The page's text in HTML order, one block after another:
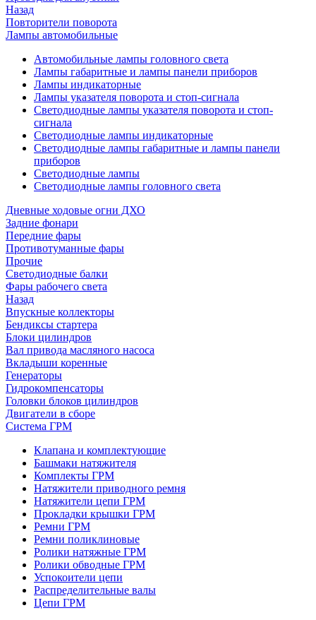
Назад
Повторители поворота
Лампы автомобильные
Автомобильные лампы головного света
Лампы габаритные и лампы панели приборов
Лампы индикаторные
Лампы указателя поворота и стоп-сигнала
Светодиодные лампы указателя поворота и стоп-
сигнала
Светодиодные лампы индикаторные
Светодиодные лампы габаритные и лампы панели
приборов
Светодиодные лампы
Светодиодные лампы головного света
Дневные ходовые огни ДХО
Задние фонари
Передние фары
Противотуманные фары
Прочие
Светодиодные балки
Фары рабочего света
Назад
Впускные коллекторы
Бендиксы стартера
Блоки цилиндров
Вал привода масляного насоса
Вкладыши коренные
Генераторы
Гидрокомпенсаторы
Головки блоков цилиндров
Двигатели в сборе
Система ГРМ
Клапана и комплектующие
Башмаки натяжителя
Комплекты ГРМ
Натяжители приводного ремня
Натяжители цепи ГРМ
Прокладки крышки ГРМ
Ремни ГРМ
Ремни поликлиновые
Ролики натяжные ГРМ
Ролики обводные ГРМ
Успокоители цепи
Распределительные валы
Цепи ГРМ